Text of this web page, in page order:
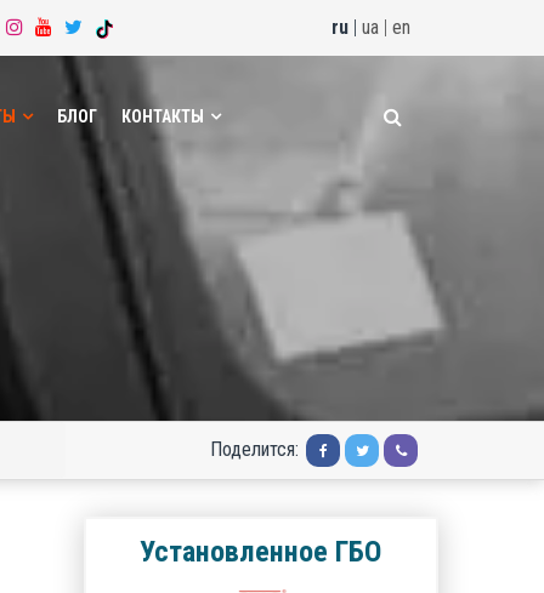
ru | ua | en
БЛОГ КОНТАКТЫ
Поделится:
Установленное ГБО